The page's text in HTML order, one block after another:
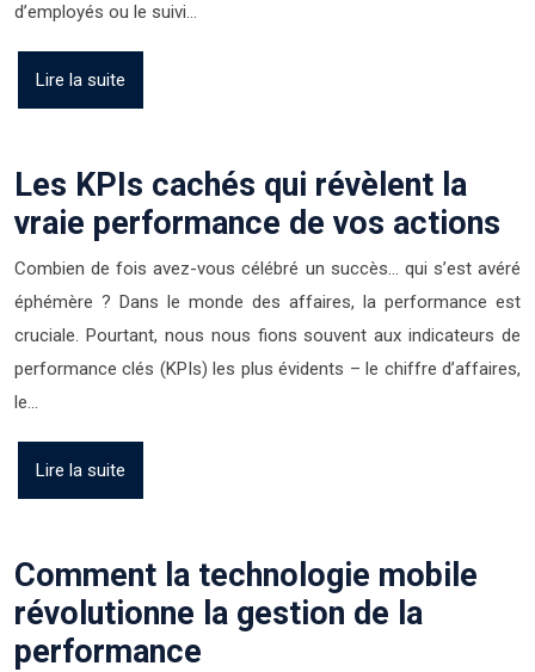
d’employés ou le suivi…
Lire la suite
Les KPIs cachés qui révèlent la
vraie performance de vos actions
Combien de fois avez-vous célébré un succès… qui s’est avéré
éphémère ? Dans le monde des affaires, la performance est
cruciale. Pourtant, nous nous fions souvent aux indicateurs de
performance clés (KPIs) les plus évidents – le chiffre d’affaires,
le…
Lire la suite
Comment la technologie mobile
révolutionne la gestion de la
performance